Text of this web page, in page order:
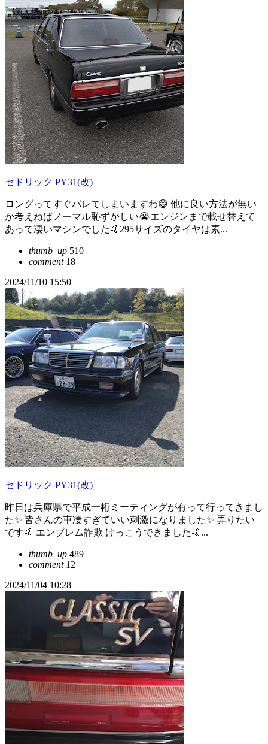
セドリック PY31(改)
ロングってすぐバレてしまいますわ😅 他に良い方法が無い
か考えねばノーマル恥ずかしい😭エンジンまで載せ替えて
あって凄いマシンでした🤙295サイズのタイヤは素...
thumb_up 510
comment18
2024/11/10 15:50
セドリック PY31(改)
昨日は兵庫県で平成一桁ミーティングが有って行ってきまし
た✨ 皆さんの車凄すぎていい刺激になりました✨ 弄りたい
です🤙 エンブレム詐欺 けっこうできました🤙...
thumb_up 489
comment12
2024/11/04 10:28